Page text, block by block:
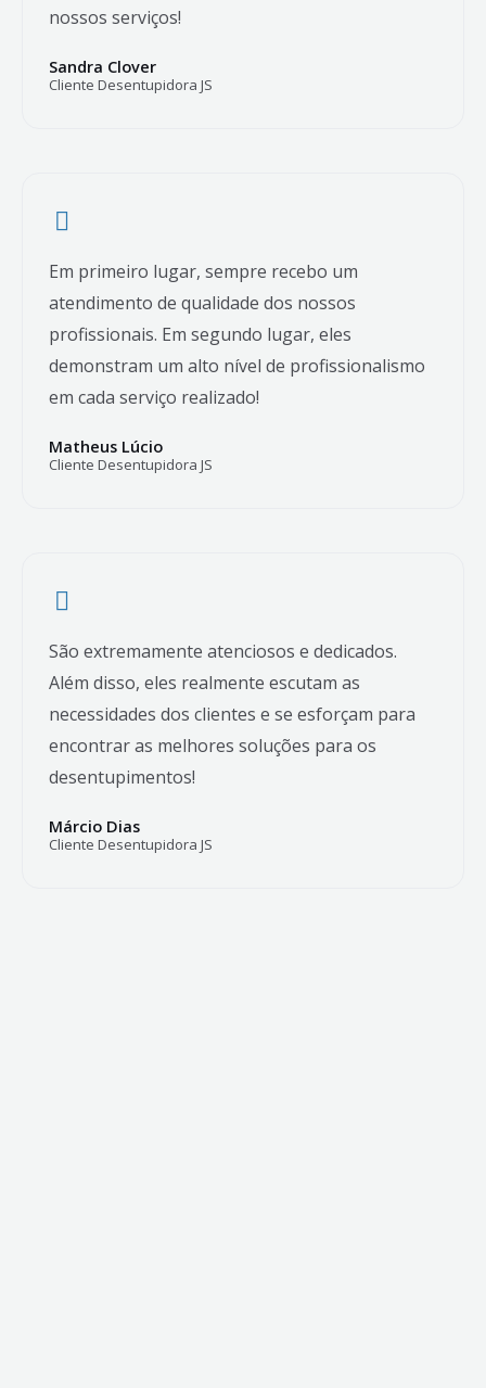
nossos serviços!
Sandra Clover
Cliente Desentupidora JS
Em primeiro lugar, sempre recebo um
atendimento de qualidade dos nossos
profissionais. Em segundo lugar, eles
demonstram um alto nível de profissionalismo
em cada serviço realizado!
Matheus Lúcio
Cliente Desentupidora JS
São extremamente atenciosos e dedicados.
Além disso, eles realmente escutam as
necessidades dos clientes e se esforçam para
encontrar as melhores soluções para os
desentupimentos!
Márcio Dias
Cliente Desentupidora JS